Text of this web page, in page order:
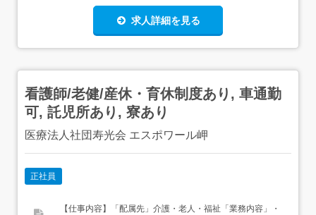
求人詳細を見る
看護師/老健/産休・育休制度あり, 車通勤
可, 託児所あり, 寮あり
医療法人社団寿光会 エスポワール岬
正社員
【仕事内容】「配属先」介護・老人・福祉「業務内容」・